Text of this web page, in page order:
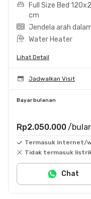
Full Size Bed
cm
Jendela arah
Water Heater
Lihat Detail
Jadwalkan Visit
Bayar bulanan
Rp2.050.000 /
Termasuk internet/
Tidak termasuk
Chat